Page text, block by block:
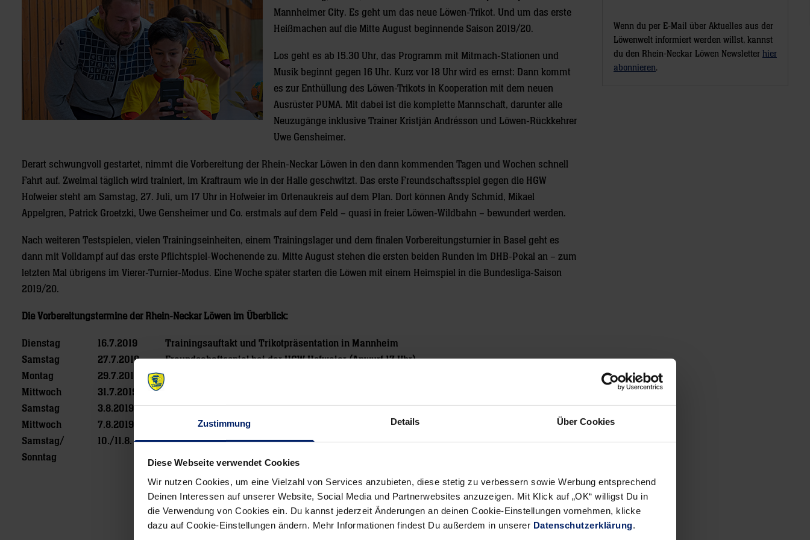
Zustimmung Details Über Cookies
Diese Webseite verwendet Cookies
Wir nutzen Cookies, um eine Vielzahl von Services anzubieten, diese stetig zu verbessern sowie Werbung entsprechend
Deinen Interessen auf unserer Website, Social Media und Partnerwebsites anzuzeigen. Mit Klick auf „OK“ willigst Du in
die Verwendung von Cookies ein. Du kannst jederzeit Änderungen an deinen Cookie-Einstellungen vornehmen, klicke
dazu auf Cookie-Einstellungen ändern. Mehr Informationen findest Du außerdem in unserer Datenschutzerklärung.
Mannheimer City. Es geht um das neue Löwen-Trikot. Und um das erste
Heißmachen auf die Mitte August beginnende Saison 2019/20.
Los geht es ab 15.30 Uhr, das Programm mit Mitmach-Stationen und
Musik beginnt gegen 16 Uhr. Kurz vor 18 Uhr wird es ernst: Dann kommt
es zur Enthüllung des Löwen-Trikots in Kooperation mit dem neuen
Ausrüster PUMA. Mit dabei ist die komplette Mannschaft, darunter alle
Neuzugänge inklusive Trainer Kristján Andrésson und Löwen-Rückkehrer
Uwe Gensheimer.
Derart schwungvoll gestartet, nimmt die Vorbereitung der Rhein-Neckar Löwen in den dann kommenden Tagen und Wochen schnell
Fahrt auf. Zweimal täglich wird trainiert, im Kraftraum wie in der Halle geschwitzt. Das erste Freundschaftsspiel gegen die HGW
Hofweier steht am Samstag, 27. Juli, um 17 Uhr in Hofweier im Ortenaukreis auf dem Plan. Dort können Andy Schmid, Mikael
Appelgren, Patrick Groetzki, Uwe Gensheimer und Co. erstmals auf dem Feld – quasi in freier Löwen-Wildbahn – bewundert werden.
Nach weiteren Testspielen, vielen Trainingseinheiten, einem Trainingslager und dem finalen Vorbereitungsturnier in Basel geht es
dann mit Volldampf auf das erste Pflichtspiel-Wochenende zu. Mitte August stehen die ersten beiden Runden im DHB-Pokal an – zum
letzten Mal übrigens im Vierer-Turnier-Modus. Eine Woche später starten die Löwen mit einem Heimspiel in die Bundesliga-Saison
2019/20.
Die Vorbereitungstermine der Rhein-Neckar Löwen im Überblick:
Dienstag 16.7.2019
Trainingsauftakt und Trikotpräsentation in Mannheim
Samstag
27.7.2019
Freundschaftsspiel bei der HGW Hofweier (Anwurf 17 Uhr)
Montag
29.7.2019
Mittwoch
31.7.2019
Samstag
3.8.2019
Freundschaftsspiel bei den Kadetten Schaffhausen (Anwurf 17:30 Uhr)
Mittwoch
7.8.2019
Freundschaftsspiel gegen die SG Nussloch in Östringen (Anwurf 18:30)
Samstag/
Sonntag
10./11.8. 2019 Traumalix Dolo Cup in Basel
Wenn du per E-Mail über Aktuelles aus der
Löwenwelt informiert werden willst, kannst
du den Rhein-Neckar Löwen Newsletter hier
abonnieren.
previous
Alle News anzeigen
newst